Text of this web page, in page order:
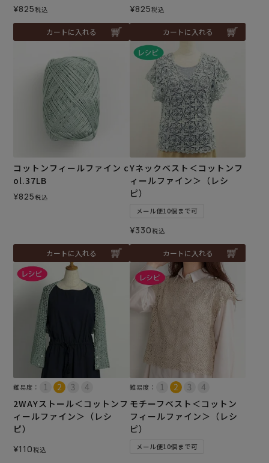
¥825税込
カートに入れる
¥825税込
カートに入れる
コットンフィールファイン c
ol.37LB
¥825税込
カートに入れる
Yネックベスト＜コットンフ
ィールファイン＞（レシ
ピ）
メール便10個まで可
¥330税込
カートに入れる
難易度：
2WAYストール＜コットンフ
ィールファイン＞（レシ
ピ）
¥110税込
難易度：
モチーフベスト＜コットン
フィールファイン＞（レシ
ピ）
メール便10個まで可